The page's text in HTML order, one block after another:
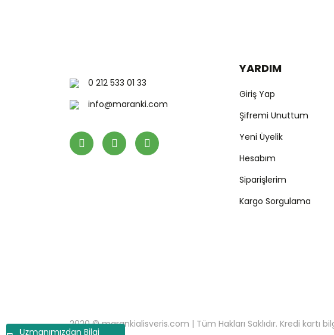
Uzmanımızdan Bilgi
0 212 533 01 33
info@maranki.com
YARDIM
Giriş Yap
Şifremi Unuttum
Yeni Üyelik
Hesabım
Siparişlerim
Kargo Sorgulama
2020 © marankialisveris.com | Tüm Hakları Saklıdır. Kredi kartı